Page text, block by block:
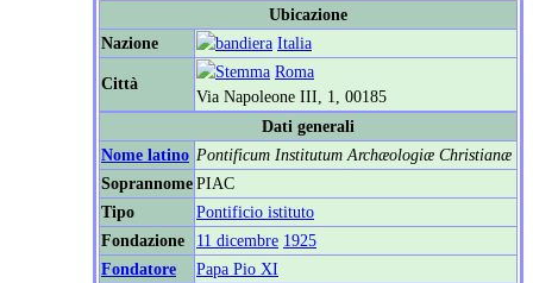
Ubicazione
Nazione
Italia
Città
Roma
Via Napoleone III, 1, 00185
Dati generali
Nome latino Pontificum Institutum Archæologiæ Christianæ
SoprannomePIAC
Tipo
Pontificio istituto
Fondazione
11 dicembre 1925
Fondatore
Papa Pio XI